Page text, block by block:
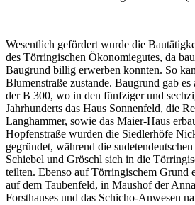
Wesentlich gefördert wurde die
des Törringischen Ökonomiegutes, da
Baugrund billig erwerben konnten. So
Blumenstraße zustande. Baugrund gab
der B 300, wo in den fünfziger und
Jahrhunderts das Haus Sonnenfeld, die
Langhammer, sowie das Maier-Haus
Hopfenstraße wurden die Siedlerhöfe
gegründet, während die
Schiebel und Gröschl sich in die
teilten. Ebenso auf Törringischem Grund
auf dem Taubenfeld, in Maushof der
Forsthauses und das Schicho-Anwesen